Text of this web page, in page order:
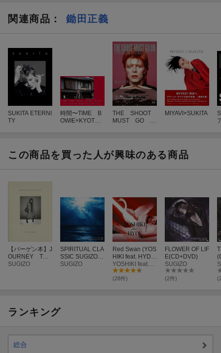
関連商品 ： 鋤田正義
SUKITA ETERNI
TY
時間〜TIME B
OWIE×KYOTO×
京都 -
THE SHOOT
MUST GO O
MIYAVI×SUKITA
この商品を買った人が興味のある商品
【バーゲン本】J
OURNEY THR
OUGH THE
SUGIZO
SPIRITUAL CLA
SSIC SUGIZO S
ELECTION 2
SUGIZO
Red Swan (YOS
HIKI feat. HYDE
盤)
(28件)
FLOWER OF LIF
E(CD+DVD)
SUGIZO
(2件)
ランキング
総合